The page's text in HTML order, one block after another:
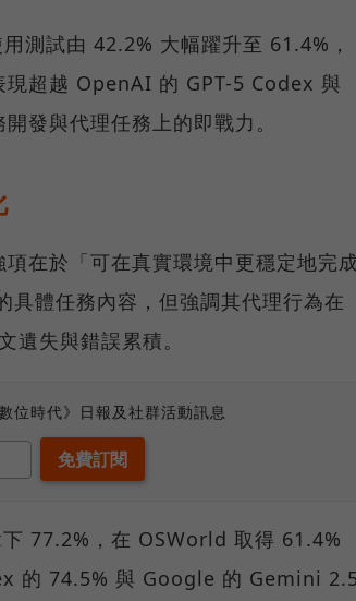
測試由 42.2% 大幅躍升至 61.4%，
超越 OpenAI 的 GPT-5 Codex 與
發與代理任務上的即戰力。
在於「可在真實環境中更穩定地完
體任務內容，但強調其代理行為在
遺失與錯誤累積。
位時代》日報及社群活動訊息
77.2%，在 OSWorld 取得 61.4%
的 74.5% 與 Google 的 Gemini